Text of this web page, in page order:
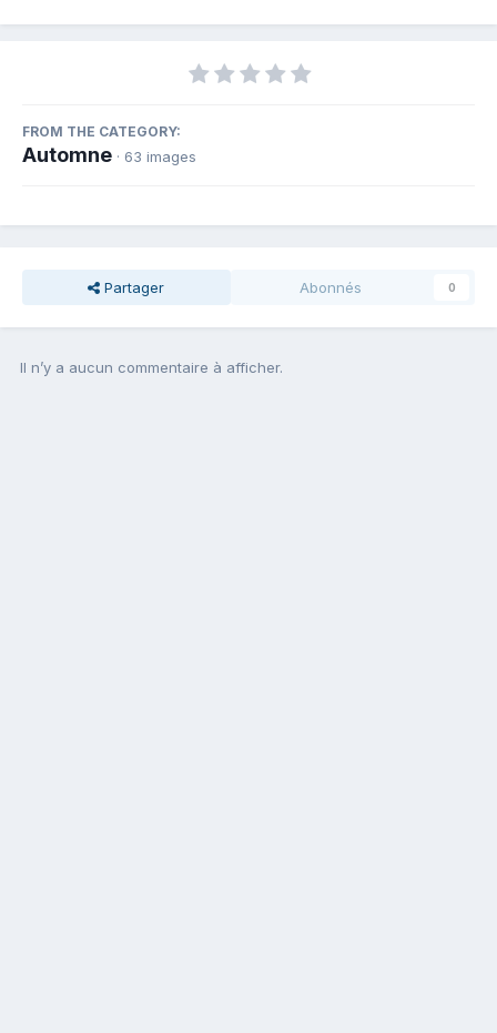
FROM THE CATEGORY:
Automne · 63 images
Partager Abonnés 0
Il n’y a aucun commentaire à afficher.